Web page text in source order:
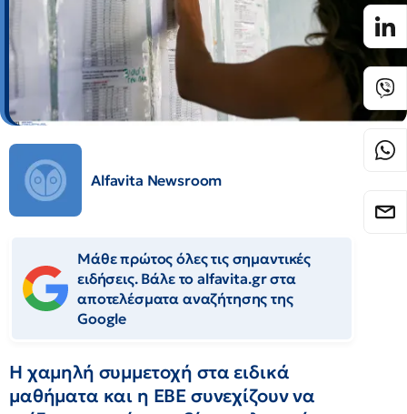
Alfavita Newsroom
Μάθε πρώτος όλες τις σημαντικές
ειδήσεις. Βάλε το alfavita.gr στα
αποτελέσματα αναζήτησης της
Google
Η χαμηλή συμμετοχή στα ειδικά
μαθήματα και η ΕΒΕ συνεχίζουν να